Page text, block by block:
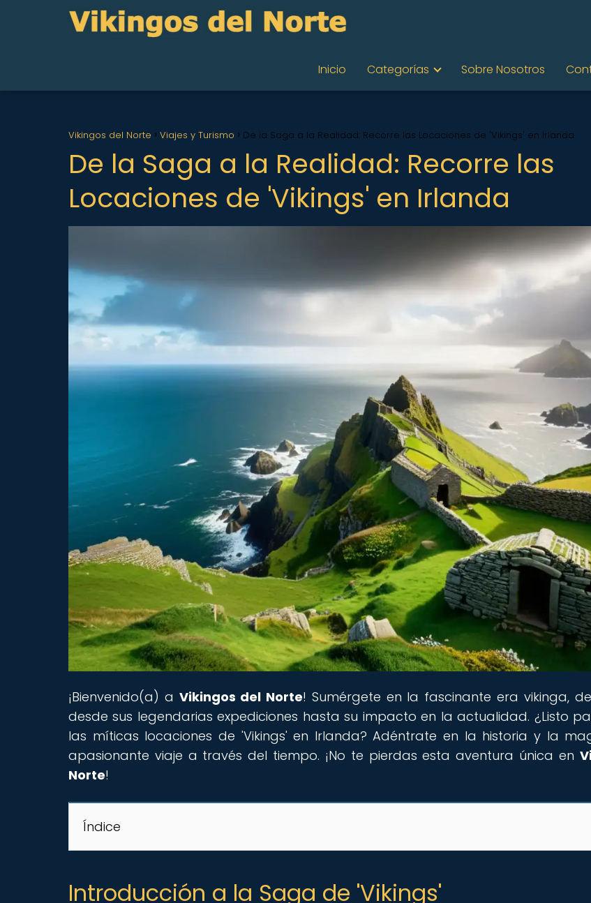
Inicio Categorías Sobre Nosotros
Vikingos del Norte Viajes y Turismo De la Saga a la Realidad: Recorre las Locaciones de 'Vikings' en Irlanda
De la Saga a la Realidad: Recorre las
Locaciones de 'Vikings' en Irlanda
¡Bienvenido(a) a Vikingos del Norte! Sumérgete en la fascinante era vikinga,
desde sus legendarias expediciones hasta su impacto en la actualidad. ¿Listo
las míticas locaciones de 'Vikings' en Irlanda? Adéntrate en la historia y la
apasionante viaje a través del tiempo. ¡No te pierdas esta aventura única en
Norte!
Índice
Introducción a la Saga de 'Vikings'